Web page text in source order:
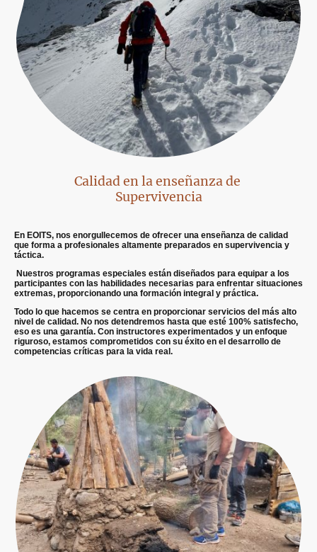
Calidad en la enseñanza de
Supervivencia
En EOITS, nos enorgullecemos de ofrecer una enseñanza de calidad
que forma a profesionales altamente preparados en supervivencia y
táctica.
Nuestros programas especiales están diseñados para equipar a los
participantes con las habilidades necesarias para enfrentar situaciones
extremas, proporcionando una formación integral y práctica.
Todo lo que hacemos se centra en proporcionar servicios del más alto
nivel de calidad. No nos detendremos hasta que esté 100% satisfecho,
eso es una garantía. Con instructores experimentados y un enfoque
riguroso, estamos comprometidos con su éxito en el desarrollo de
competencias críticas para la vida real.